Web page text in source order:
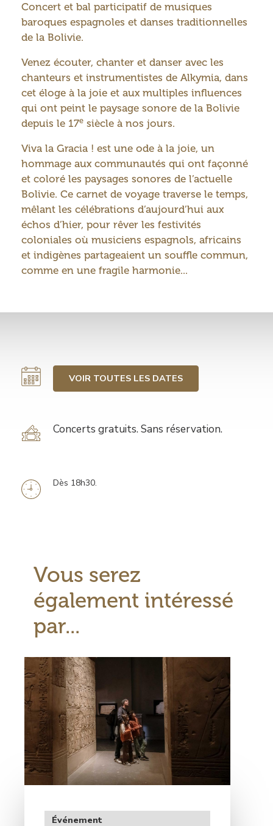
Concert et bal participatif de musiques
baroques espagnoles et danses traditionnelles
de la Bolivie.
Venez écouter, chanter et danser avec les
chanteurs et instrumentistes de Alkymia, dans
cet éloge à la joie et aux multiples influences
qui ont peint le paysage sonore de la Bolivie
depuis le 17e siècle à nos jours.
Viva la Gracia ! est une ode à la joie, un
hommage aux communautés qui ont façonné
et coloré les paysages sonores de l’actuelle
Bolivie. Ce carnet de voyage traverse le temps,
mêlant les célébrations d’aujourd’hui aux
échos d’hier, pour rêver les festivités
coloniales où musiciens espagnols, africains
et indigènes partageaient un souffle commun,
comme en une fragile harmonie...
VOIR TOUTES LES DATES
Tarif
Concerts gratuits. Sans réservation.
Information
Dès 18h30.
l’exposition
Vous serez
également intéressé
par...
Visuel
principal
Type
Événement